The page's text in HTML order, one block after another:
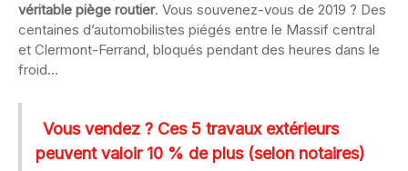
véritable piège routier. Vous souvenez-vous de 2019 ? Des
centaines d’automobilistes piégés entre le Massif central
et Clermont-Ferrand, bloqués pendant des heures dans le
froid…
Vous vendez ? Ces 5 travaux extérieurs
peuvent valoir 10 % de plus (selon notaires)